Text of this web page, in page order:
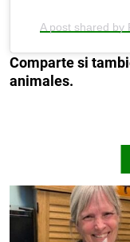
A post shared by
Comparte si
animales.